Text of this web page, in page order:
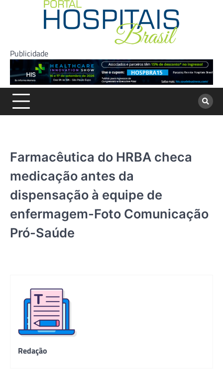
Publicidade
Farmacêutica do HRBA checa
medicação antes da
dispensação à equipe de
enfermagem-Foto Comunicação
Pró-Saúde
Redação